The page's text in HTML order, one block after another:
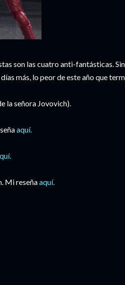
son las cuatro anti-fantásticas.
más, lo peor de este año que
la señora Jovovich).
aquí.
Mi reseñaaquí.